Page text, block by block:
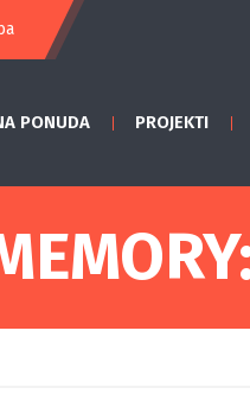
PONUDA PROJEKTI